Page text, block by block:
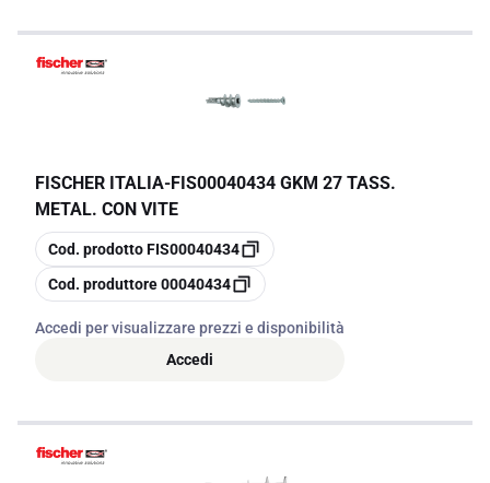
FISCHER ITALIA-FIS00040434 GKM 27 TASS.
METAL. CON VITE
copia
Cod. prodottoFIS00040434
copia
Cod. produttore00040434
Accedi per visualizzare prezzi e disponibilità
Accedi